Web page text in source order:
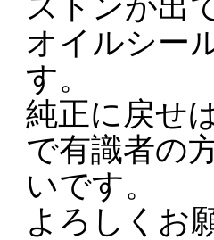
オイルシー
す。
純正に戻せ
で有識者の
いです。
よろしくお